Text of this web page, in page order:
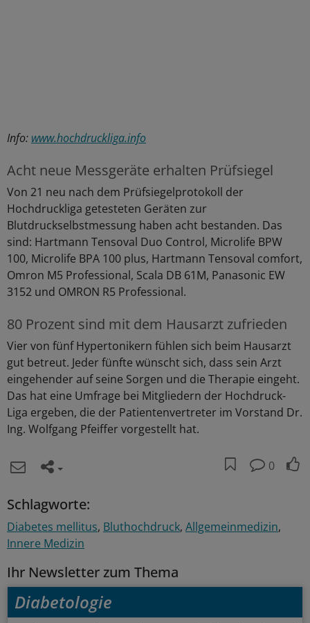
Info: www.hochdruckliga.info
Acht neue Messgeräte erhalten Prüfsiegel
Von 21 neu nach dem Prüfsiegelprotokoll der
Hochdruckliga getesteten Geräten zur
Blutdruckselbstmessung haben acht bestanden. Das
sind: Hartmann Tensoval Duo Control, Microlife BPW
100, Microlife BPA 100 plus, Hartmann Tensoval comfort,
Omron M5 Professional, Scala DB 61M, Panasonic EW
3152 und OMRON R5 Professional.
80 Prozent sind mit dem Hausarzt zufrieden
Vier von fünf Hypertonikern fühlen sich beim Hausarzt
gut betreut. Jeder fünfte wünscht sich, dass sein Arzt
eingehender auf seine Sorgen und die Therapie eingeht.
Das hat eine Umfrage bei Mitgliedern der Hochdruck-
Liga ergeben, die der Patientenvertreter im Vorstand Dr.
Ing. Wolfgang Pfeiffer vorgestellt hat.
0
Schlagworte:
Diabetes mellitus Bluthochdruck Allgemeinmedizin
Innere Medizin
Ihr Newsletter zum Thema
Diabetologie